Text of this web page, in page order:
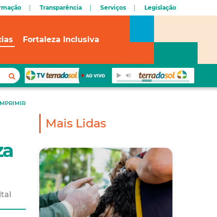
Transparência Serviços Legislação
Fortaleza Inclusiva
Mais Lidas